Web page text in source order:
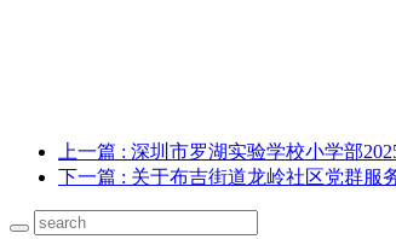
上一篇 : 深圳市罗湖实验学校小学部
下一篇 : 关于布吉街道龙岭社区党群服